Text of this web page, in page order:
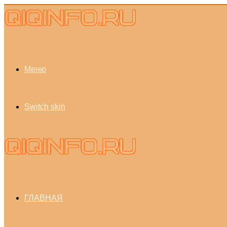
Меню
Switch skin
ГЛАВНАЯ